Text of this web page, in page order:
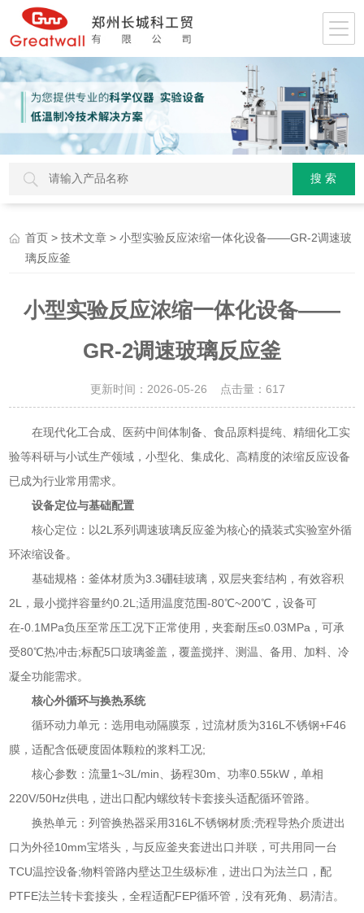
首页 >技术文章 > 小型实验反应浓缩一体化设备——GR-2调速玻
璃反应釜
小型实验反应浓缩一体化设备——
GR-2调速玻璃反应釜
更新时间：2026-05-26 点击量： 617
在现代化工合成、医药中间体制备、食品原料提纯、精细化工实
验等科研与小试生产领域，小型化、集成化、高精度的浓缩反应设备
已成为行业常用需求。
设备定位与基础配置
核心定位：以2L系列调速玻璃反应釜为核心的撬装式实验室外循
环浓缩设备。
基础规格：釜体材质为3.3硼硅玻璃，双层夹套结构，有效容积
2L，最小搅拌容量约0.2L;适用温度范围-80℃~200℃，设备可
在-0.1MPa负压至常压工况下正常使用，夹套耐压≤0.03MPa，可承
受80℃热冲击;标配5口玻璃釜盖，覆盖搅拌、测温、备用、加料、冷
凝全功能需求。
核心外循环与换热系统
循环动力单元：选用电动隔膜泵，过流材质为316L不锈钢+F46
膜，适配含低硬度固体颗粒的浆料工况;
核心参数：流量1~3L/min、扬程30m、功率0.55kW，单相
220V/50Hz供电，进出口配内螺纹转卡套接头适配循环管路。
换热单元：列管换热器采用316L不锈钢材质;壳程导热介质进出
口为外径10mm宝塔头，与反应釜夹套进出口并联，可共用同一台
TCU温控设备;物料管路内壁达卫生级标准，进出口为法兰口，配
PTFE法兰转卡套接头，全程适配FEP循环管，没有死角、易清洁。